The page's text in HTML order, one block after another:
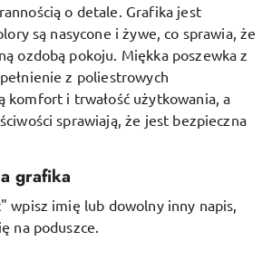
o detale. Grafika jest
są nasycone i żywe, co sprawia, że
ozdobą pokoju. Miękka poszewka z
z poliestrowych
komfort i trwałość użytkowania, a
sprawiają, że jest bezpieczna
grafika
wpisz imię lub dowolny inny napis,
na poduszce.